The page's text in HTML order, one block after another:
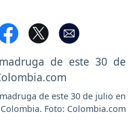
de este 30 de julio en
Colombia. Foto: Colombia.com